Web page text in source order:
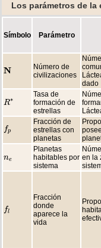
Los parámetros de la
Símbolo Parámetro
N
N
Número de
civilizaciones
dado
R∗
R∗
Tasa de
formación de
estrellas
fp
fp
Fracción de
estrellas con
planetas
ne
ne
Planetas
habitables por
sistema
en la
fl
fl
Fracción
donde
aparece la
vida